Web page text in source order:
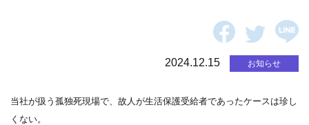
2024.12.15 お知らせ
当社が扱う孤独死現場で、故人が生活保護受給者であったケースは珍し
くない。